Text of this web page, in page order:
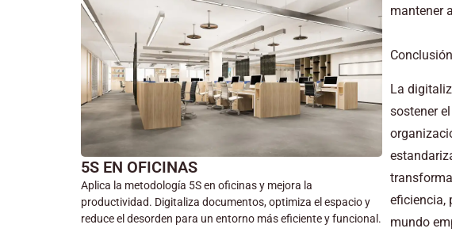
5S EN OFICINAS
Aplica la metodología 5S en oficinas y mejora la
productividad. Digitaliza documentos, optimiza el espacio y
reduce el desorden para un entorno más eficiente y funcional.
mantener
Conclusión
La
sostener
eficiencia,
mundo